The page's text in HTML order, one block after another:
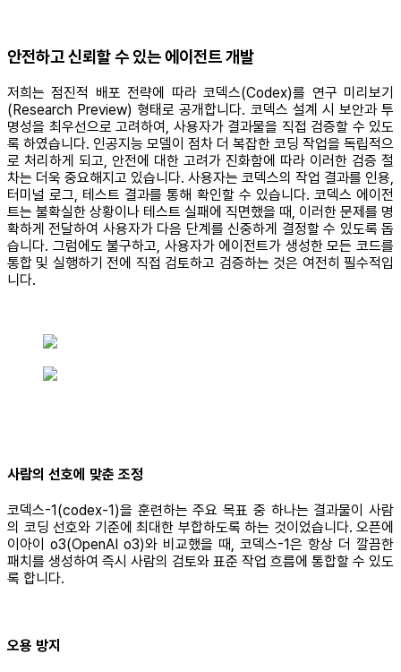
안전하고 신뢰할 수 있는 에이전트 개발
저희는 점진적 배포 전략에 따라 코덱스(Codex)를 연구 미리보기
(Research Preview) 형태로 공개합니다. 코덱스 설계 시 보안과 투
명성을 최우선으로 고려하여, 사용자가 결과물을 직접 검증할 수 있도
록 하였습니다. 인공지능 모델이 점차 더 복잡한 코딩 작업을 독립적으
로 처리하게 되고, 안전에 대한 고려가 진화함에 따라 이러한 검증 절
차는 더욱 중요해지고 있습니다. 사용자는 코덱스의 작업 결과를 인용,
터미널 로그, 테스트 결과를 통해 확인할 수 있습니다. 코덱스 에이전
트는 불확실한 상황이나 테스트 실패에 직면했을 때, 이러한 문제를 명
확하게 전달하여 사용자가 다음 단계를 신중하게 결정할 수 있도록 돕
습니다. 그럼에도 불구하고, 사용자가 에이전트가 생성한 모든 코드를
통합 및 실행하기 전에 직접 검토하고 검증하는 것은 여전히 필수적입
니다.
사람의 선호에 맞춘 조정
코덱스-1(codex-1)을 훈련하는 주요 목표 중 하나는 결과물이 사람
의 코딩 선호와 기준에 최대한 부합하도록 하는 것이었습니다. 오픈에
이아이 o3(OpenAI o3)와 비교했을 때, 코덱스-1은 항상 더 깔끔한
패치를 생성하여 즉시 사람의 검토와 표준 작업 흐름에 통합할 수 있도
록 합니다.
오용 방지